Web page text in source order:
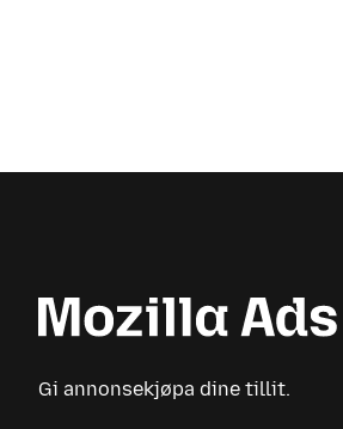
Gi annonsekjøpa dine tillit.